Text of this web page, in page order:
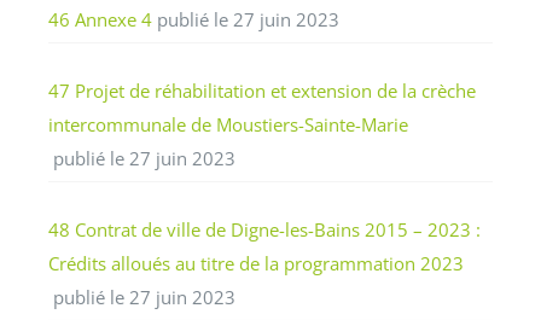
46 Annexe 4 publié le 27 juin 2023
47 Projet de réhabilitation et extension de la crèche
intercommunale de Moustiers-Sainte-Marie
publié le 27 juin 2023
48 Contrat de ville de Digne-les-Bains 2015 – 2023 :
Crédits alloués au titre de la programmation 2023
publié le 27 juin 2023